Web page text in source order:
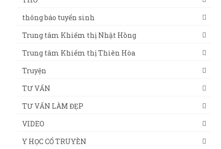
thông báo tuyển sinh
Trung tâm Khiếm thị Nhật Hồng
Trung tâm Khiếm thị Thiên Hòa
Truyện
TƯ VẤN
TƯ VẤN LÀM ĐẸP
VIDEO
Y HỌC CỔ TRUYỀN